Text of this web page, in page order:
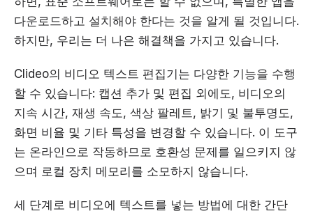
다운로드하고 설치해야 한다는 것을 알게 될 것입니다.
하지만, 우리는 더 나은 해결책을 가지고 있습니다.
Clideo의 비디오 텍스트 편집기는 다양한 기능을 수행
할 수 있습니다: 캡션 추가 및 편집 외에도, 비디오의
지속 시간, 재생 속도, 색상 팔레트, 밝기 및 불투명도,
화면 비율 및 기타 특성을 변경할 수 있습니다. 이 도구
는 온라인으로 작동하므로 호환성 문제를 일으키지 않
으며 로컬 장치 메모리를 소모하지 않습니다.
세 단계로 비디오에 텍스트를 넣는 방법에 대한 간단